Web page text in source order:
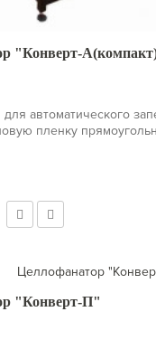
"Конверт-
автоматического
пленку
"Конверт-П"